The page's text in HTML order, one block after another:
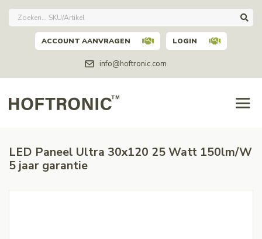
info@hoftronic.com
ACCOUNT AANVRAGEN LOGIN
LED Paneel Ultra 30x120 25 Watt 150lm/W
5 jaar garantie